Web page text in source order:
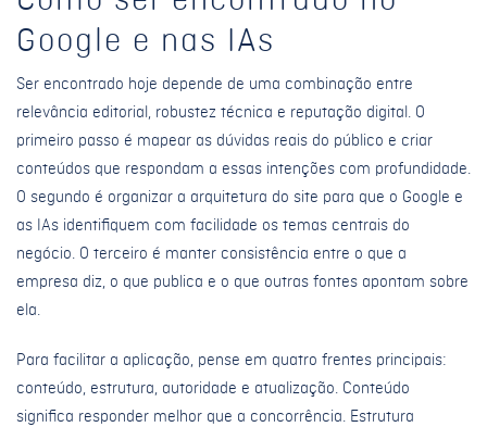
Google e nas IAs
Ser encontrado hoje depende de uma combinação entre
relevância editorial, robustez técnica e reputação digital. O
primeiro passo é mapear as dúvidas reais do público e criar
conteúdos que respondam a essas intenções com profundidade.
O segundo é organizar a arquitetura do site para que o Google e
as IAs identifiquem com facilidade os temas centrais do
negócio. O terceiro é manter consistência entre o que a
empresa diz, o que publica e o que outras fontes apontam sobre
ela.
Para facilitar a aplicação, pense em quatro frentes principais:
conteúdo, estrutura, autoridade e atualização. Conteúdo
significa responder melhor que a concorrência. Estrutura